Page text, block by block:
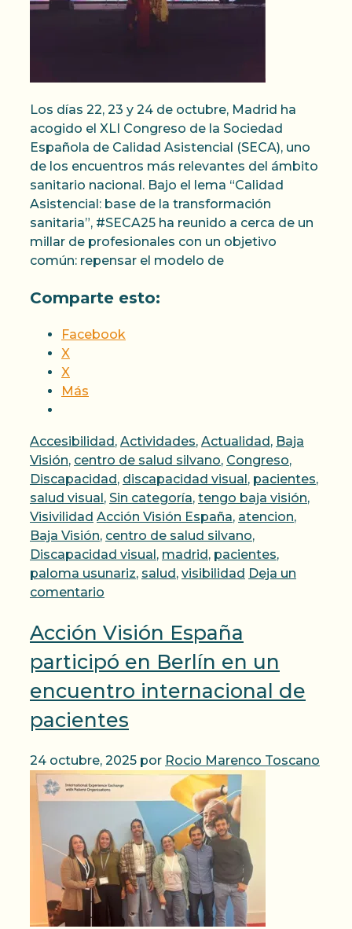
Los días 22, 23 y 24 de octubre, Madrid ha
acogido el XLI Congreso de la Sociedad
Española de Calidad Asistencial (SECA), uno
de los encuentros más relevantes del ámbito
sanitario nacional. Bajo el lema “Calidad
Asistencial: base de la transformación
sanitaria”, #SECA25 ha reunido a cerca de un
millar de profesionales con un objetivo
común: repensar el modelo de
Comparte esto:
Facebook
X
X
Más
Categorías
Accesibilidad , Actividades, Actualidad , Baja
Visión, centro de salud silvano, Congreso,
Discapacidad , discapacidad visual , pacientes,
salud visual , Sin categoría, tengo baja visión,
Visivilidad Etiquetas
Acción Visión España, atencion,
Baja Visión, centro de salud silvano,
Discapacidad visual , madrid , pacientes,
paloma usunariz, salud , visibilidad Deja un
comentario
Acción Visión España
participó en Berlín en un
encuentro internacional de
pacientes
24 octubre, 2025 por Rocio Marenco Toscano